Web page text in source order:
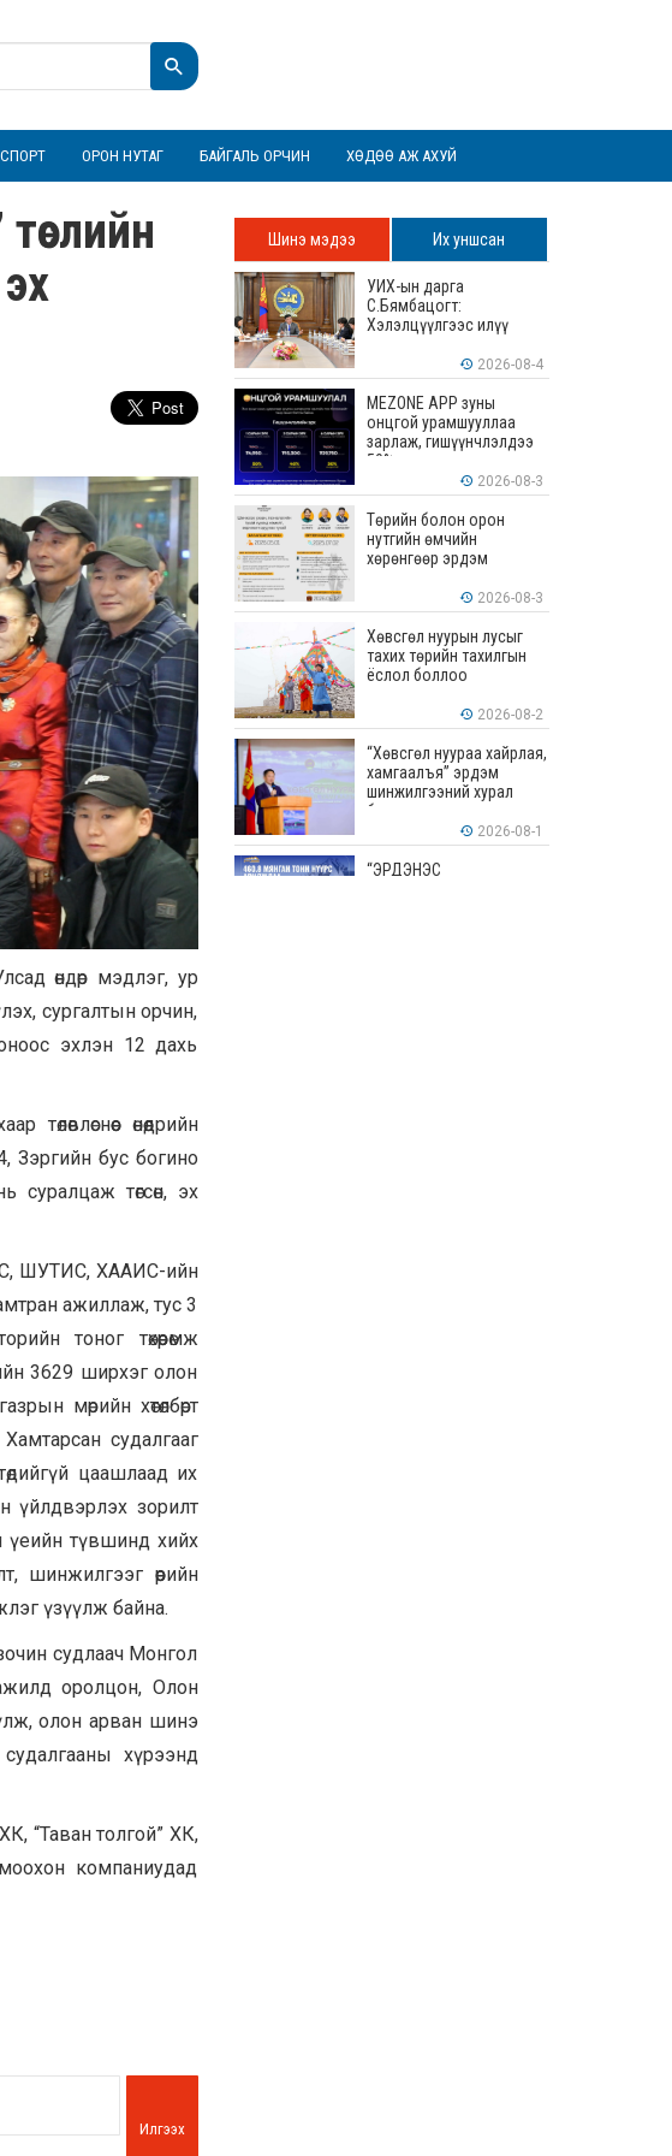
ОРОН НУТАГ БАЙГАЛЬ ОРЧИН ХӨДӨӨ АЖ АХУЙ
өндөр мэдлэг, ур
сургалтын орчин,
эхлэн 12 дахь
өнөөдрийн
Зэргийн бус богино
төгсөн, эх
ШУТИС, ХААИС-ийн
ажиллаж, тус 3
тоног төхөөрөмж
3629 ширхэг олон
мөрийн хөтөлбөрт
судалгааг
цаашлаад их
үйлдвэрлэх зорилт
үеийн түвшинд хийх
шинжилгээг өөрийн
үзүүлж байна.
судлаач Монгол
оролцон, Олон
олон арван шинэ
хүрээнд
“Таван толгой” ХК,
компаниудад
Илгээх
Шинэ мэдээ Их уншсан
УИХ-ын дарга
С.Бямбацогт:
Хэлэлцүүлгээс илүү
илүү бодит үр дүн чухал
2026-08-4
MEZONE APP зуны
онцгой урамшууллаа
зарлаж, гишүүнчлэлдээ
50% хүртэлх хөнгөлөлт
үзүүлж эхэллээ 2026-08-3
Төрийн болон орон
нутгийн өмчийн
хөрөнгөөр эрдэм
ажил хийхэд тендерийн
болон гүйцэтгэлийн
баталгаа гаргахгүй
2026-08-3
Хөвсгөл нуурын лусыг
тахих төрийн тахилгын
ёслол боллоо
2026-08-2
“Хөвсгөл нуураа хайрлая,
хамгаалъя” эрдэм
шинжилгээний хурал
боллоо
2026-08-1
“ЭРДЭНЭС